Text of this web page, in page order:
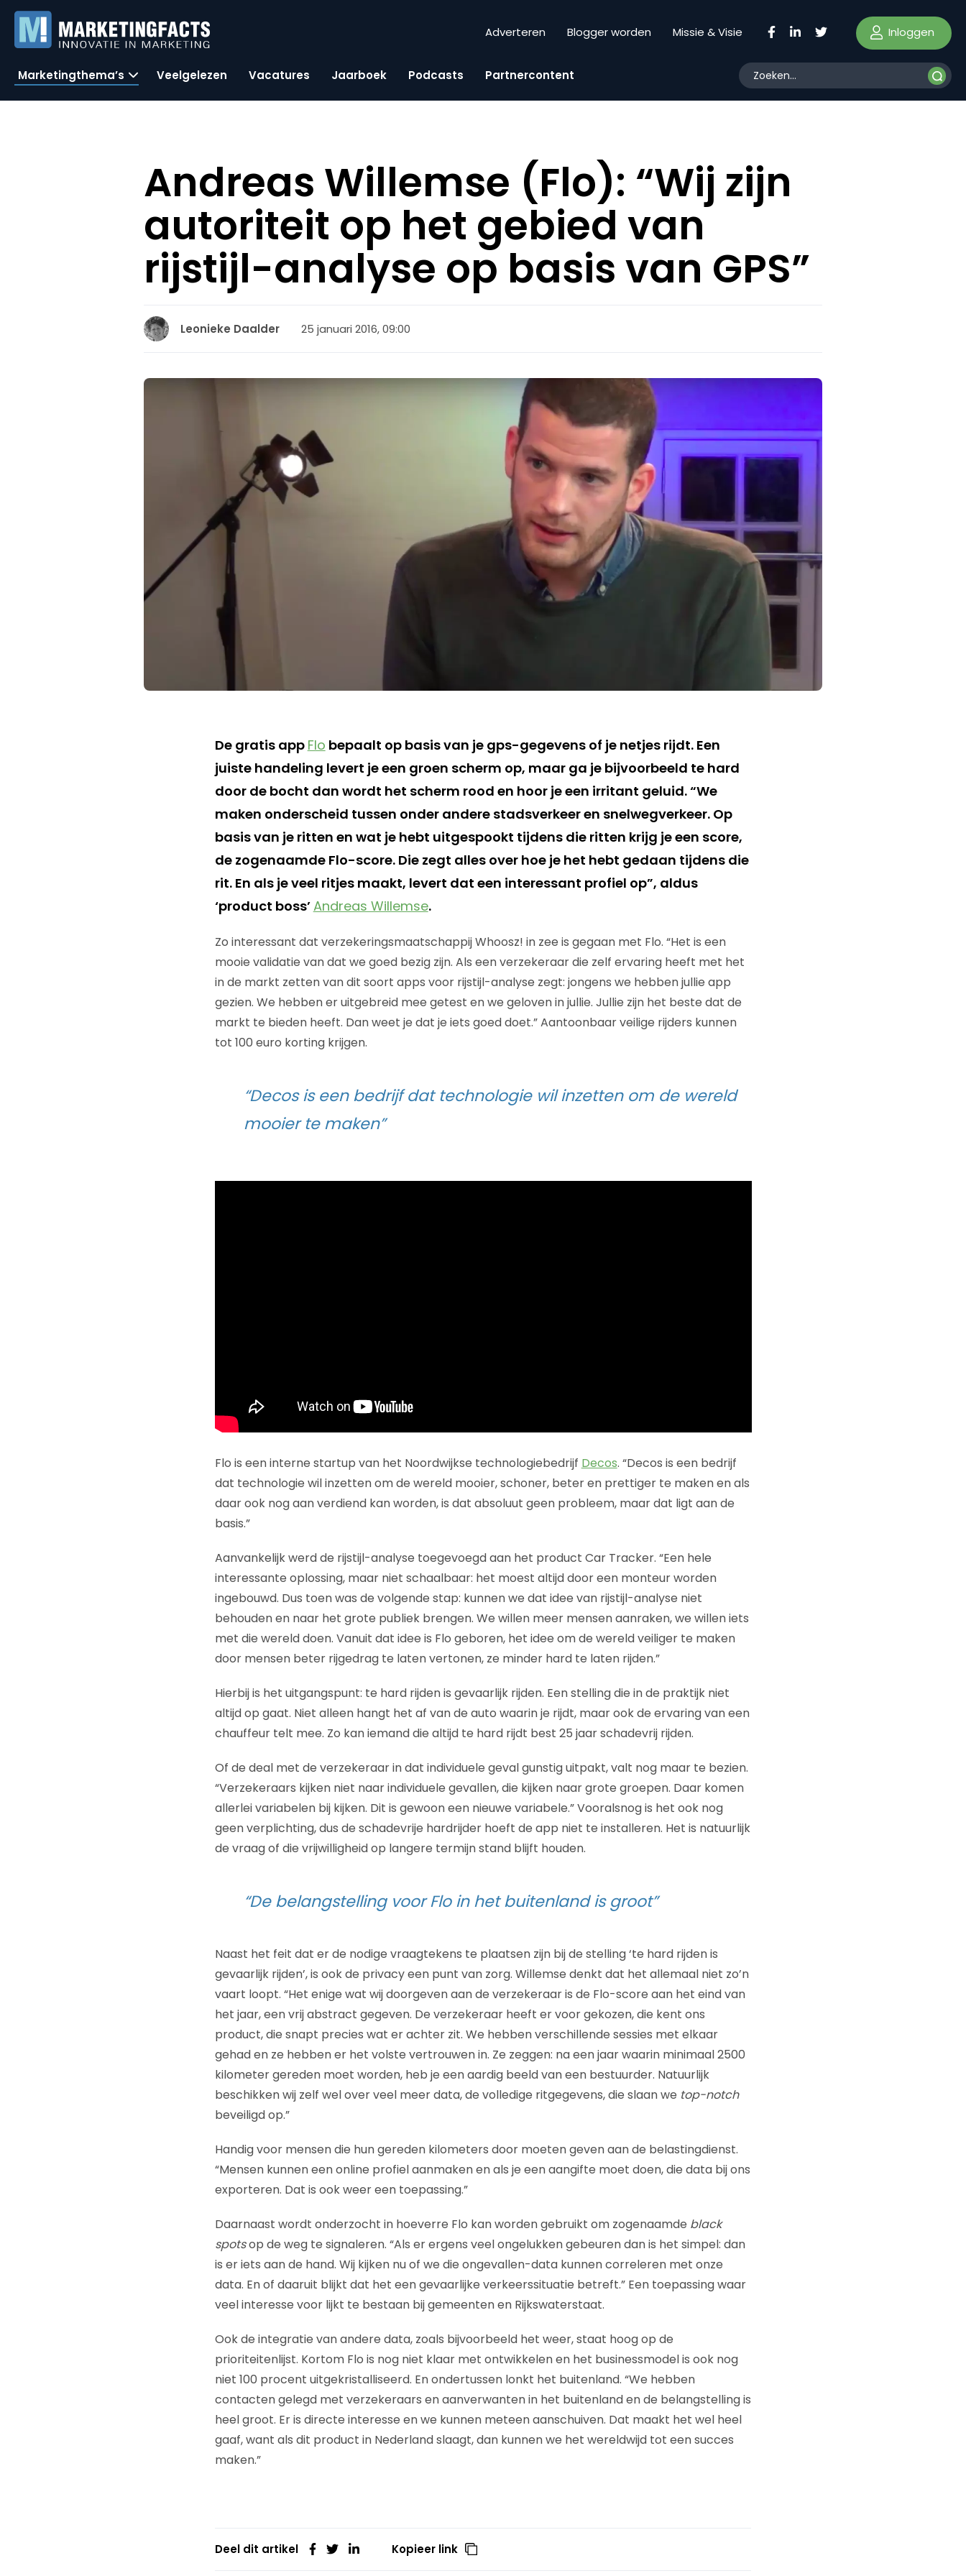
Adverteren Blogger worden Missie & Visie Inloggen
Marketingthema’s Veelgelezen Vacatures Jaarboek Podcasts Partnercontent
Andreas Willemse (Flo): “Wij zijn
autoriteit op het gebied van
rijstijl-analyse op basis van GPS”
Leonieke Daalder 25 januari 2016, 09:00
De gratis app Flo bepaalt op basis van je gps-gegevens of je netjes rijdt. Een
juiste handeling levert je een groen scherm op, maar ga je bijvoorbeeld te hard
door de bocht dan wordt het scherm rood en hoor je een irritant geluid. “We
maken onderscheid tussen onder andere stadsverkeer en snelwegverkeer. Op
basis van je ritten en wat je hebt uitgespookt tijdens die ritten krijg je een score,
de zogenaamde Flo-score. Die zegt alles over hoe je het hebt gedaan tijdens die
rit. En als je veel ritjes maakt, levert dat een interessant profiel op”, aldus
‘product boss’Andreas Willemse.
Zo interessant dat verzekeringsmaatschappij Whoosz! in zee is gegaan met Flo. “Het is een
mooie validatie van dat we goed bezig zijn. Als een verzekeraar die zelf ervaring heeft met het
in de markt zetten van dit soort apps voor rijstijl-analyse zegt: jongens we hebben jullie app
gezien. We hebben er uitgebreid mee getest en we geloven in jullie. Jullie zijn het beste dat de
markt te bieden heeft. Dan weet je dat je iets goed doet.”Aantoonbaar veilige rijders kunnen
tot 100 euro korting krijgen.
“Decos is een bedrijf dat technologie wil inzetten om de wereld
mooier te maken”
Flo is een interne startup van het Noordwijkse technologiebedrijf Decos. “Decos is een bedrijf
dat technologie wil inzetten om de wereld mooier, schoner, beter en prettiger te maken en als
daar ook nog aan verdiend kan worden, is dat absoluut geen probleem, maar dat ligt aan de
basis.”
Aanvankelijk werd de rijstijl-analyse toegevoegd aan het product Car Tracker. “Een hele
interessante oplossing, maar niet schaalbaar: het moest altijd door een monteur worden
ingebouwd. Dus toen was de volgende stap: kunnen we dat idee van rijstijl-analyse niet
behouden en naar het grote publiek brengen. We willen meer mensen aanraken, we willen iets
met die wereld doen. Vanuit dat idee is Flo geboren, het idee om de wereld veiliger te maken
door mensen beter rijgedrag te laten vertonen, ze minder hard te laten rijden.”
Hierbij is het uitgangspunt: te hard rijden is gevaarlijk rijden. Een stelling die in de praktijk niet
altijd op gaat. Niet alleen hangt het af van de auto waarin je rijdt, maar ook de ervaring van een
chauffeur telt mee. Zo kan iemand die altijd te hard rijdt best 25 jaar schadevrij rijden.
Of de deal met de verzekeraar in dat individuele geval gunstig uitpakt, valt nog maar te bezien.
“Verzekeraars kijken niet naar individuele gevallen, die kijken naar grote groepen. Daar komen
allerlei variabelen bij kijken. Dit is gewoon een nieuwe variabele.” Vooralsnog is het ook nog
geen verplichting, dus de schadevrije hardrijder hoeft de app niet te installeren. Het is natuurlijk
de vraag of die vrijwilligheid op langere termijn stand blijft houden.
“De belangstelling voor Flo in het buitenland is groot”
Naast het feit dat er de nodige vraagtekens te plaatsen zijn bij de stelling ‘te hard rijden is
gevaarlijk rijden’, is ook de privacy een punt van zorg. Willemse denkt dat het allemaal niet zo’n
vaart loopt. “Het enige wat wij doorgeven aan de verzekeraar is de Flo-score aan het eind van
het jaar, een vrij abstract gegeven. De verzekeraar heeft er voor gekozen, die kent ons
product, die snapt precies wat er achter zit. We hebben verschillende sessies met elkaar
gehad en ze hebben er het volste vertrouwen in. Ze zeggen: na een jaar waarin minimaal 2500
kilometer gereden moet worden, heb je een aardig beeld van een bestuurder. Natuurlijk
beschikken wij zelf wel over veel meer data, de volledige ritgegevens, die slaan we top-notch
beveiligd op.”
Handig voor mensen die hun gereden kilometers door moeten geven aan de belastingdienst.
“Mensen kunnen een online profiel aanmaken en als je een aangifte moet doen, die data bij ons
exporteren. Dat is ook weer een toepassing.”
Daarnaast wordt onderzocht in hoeverre Flo kan worden gebruikt om zogenaamde black
spotsop de weg te signaleren. “Als er ergens veel ongelukken gebeuren dan is het simpel: dan
is er iets aan de hand. Wij kijken nu of we die ongevallen-data kunnen correleren met onze
data. En of daaruit blijkt dat het een gevaarlijke verkeerssituatie betreft.” Een toepassing waar
veel interesse voor lijkt te bestaan bij gemeenten en Rijkswaterstaat.
Ook de integratie van andere data, zoals bijvoorbeeld het weer, staat hoog op de
prioriteitenlijst. Kortom Flo is nog niet klaar met ontwikkelen en het businessmodel is ook nog
niet 100 procent uitgekristalliseerd. En ondertussen lonkt het buitenland. “We hebben
contacten gelegd met verzekeraars en aanverwanten in het buitenland en de belangstelling is
heel groot. Er is directe interesse en we kunnen meteen aanschuiven. Dat maakt het wel heel
gaaf, want als dit product in Nederland slaagt, dan kunnen we het wereldwijd tot een succes
maken.”
Deel dit artikel Kopieer link